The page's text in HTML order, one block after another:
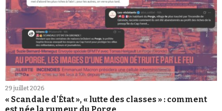
29 juillet 2026
« Scandale d'État », « lutte des classes » : comment